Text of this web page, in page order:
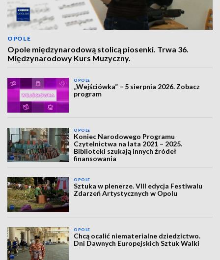
OPOLE
Opole międzynarodową stolicą piosenki. Trwa 36.
Międzynarodowy Kurs Muzyczny.
OPOLE
„Wejściówka” – 5 sierpnia 2026. Zobacz
program
OPOLE
Koniec Narodowego Programu
Czytelnictwa na lata 2021 – 2025.
Biblioteki szukają innych źródeł
finansowania
OPOLE
Sztuka w plenerze. VIII edycja Festiwalu
Zdarzeń Artystycznych w Opolu
OPOLE
Chcą ocalić niematerialne dziedzictwo.
Dni Dawnych Europejskich Sztuk Walki